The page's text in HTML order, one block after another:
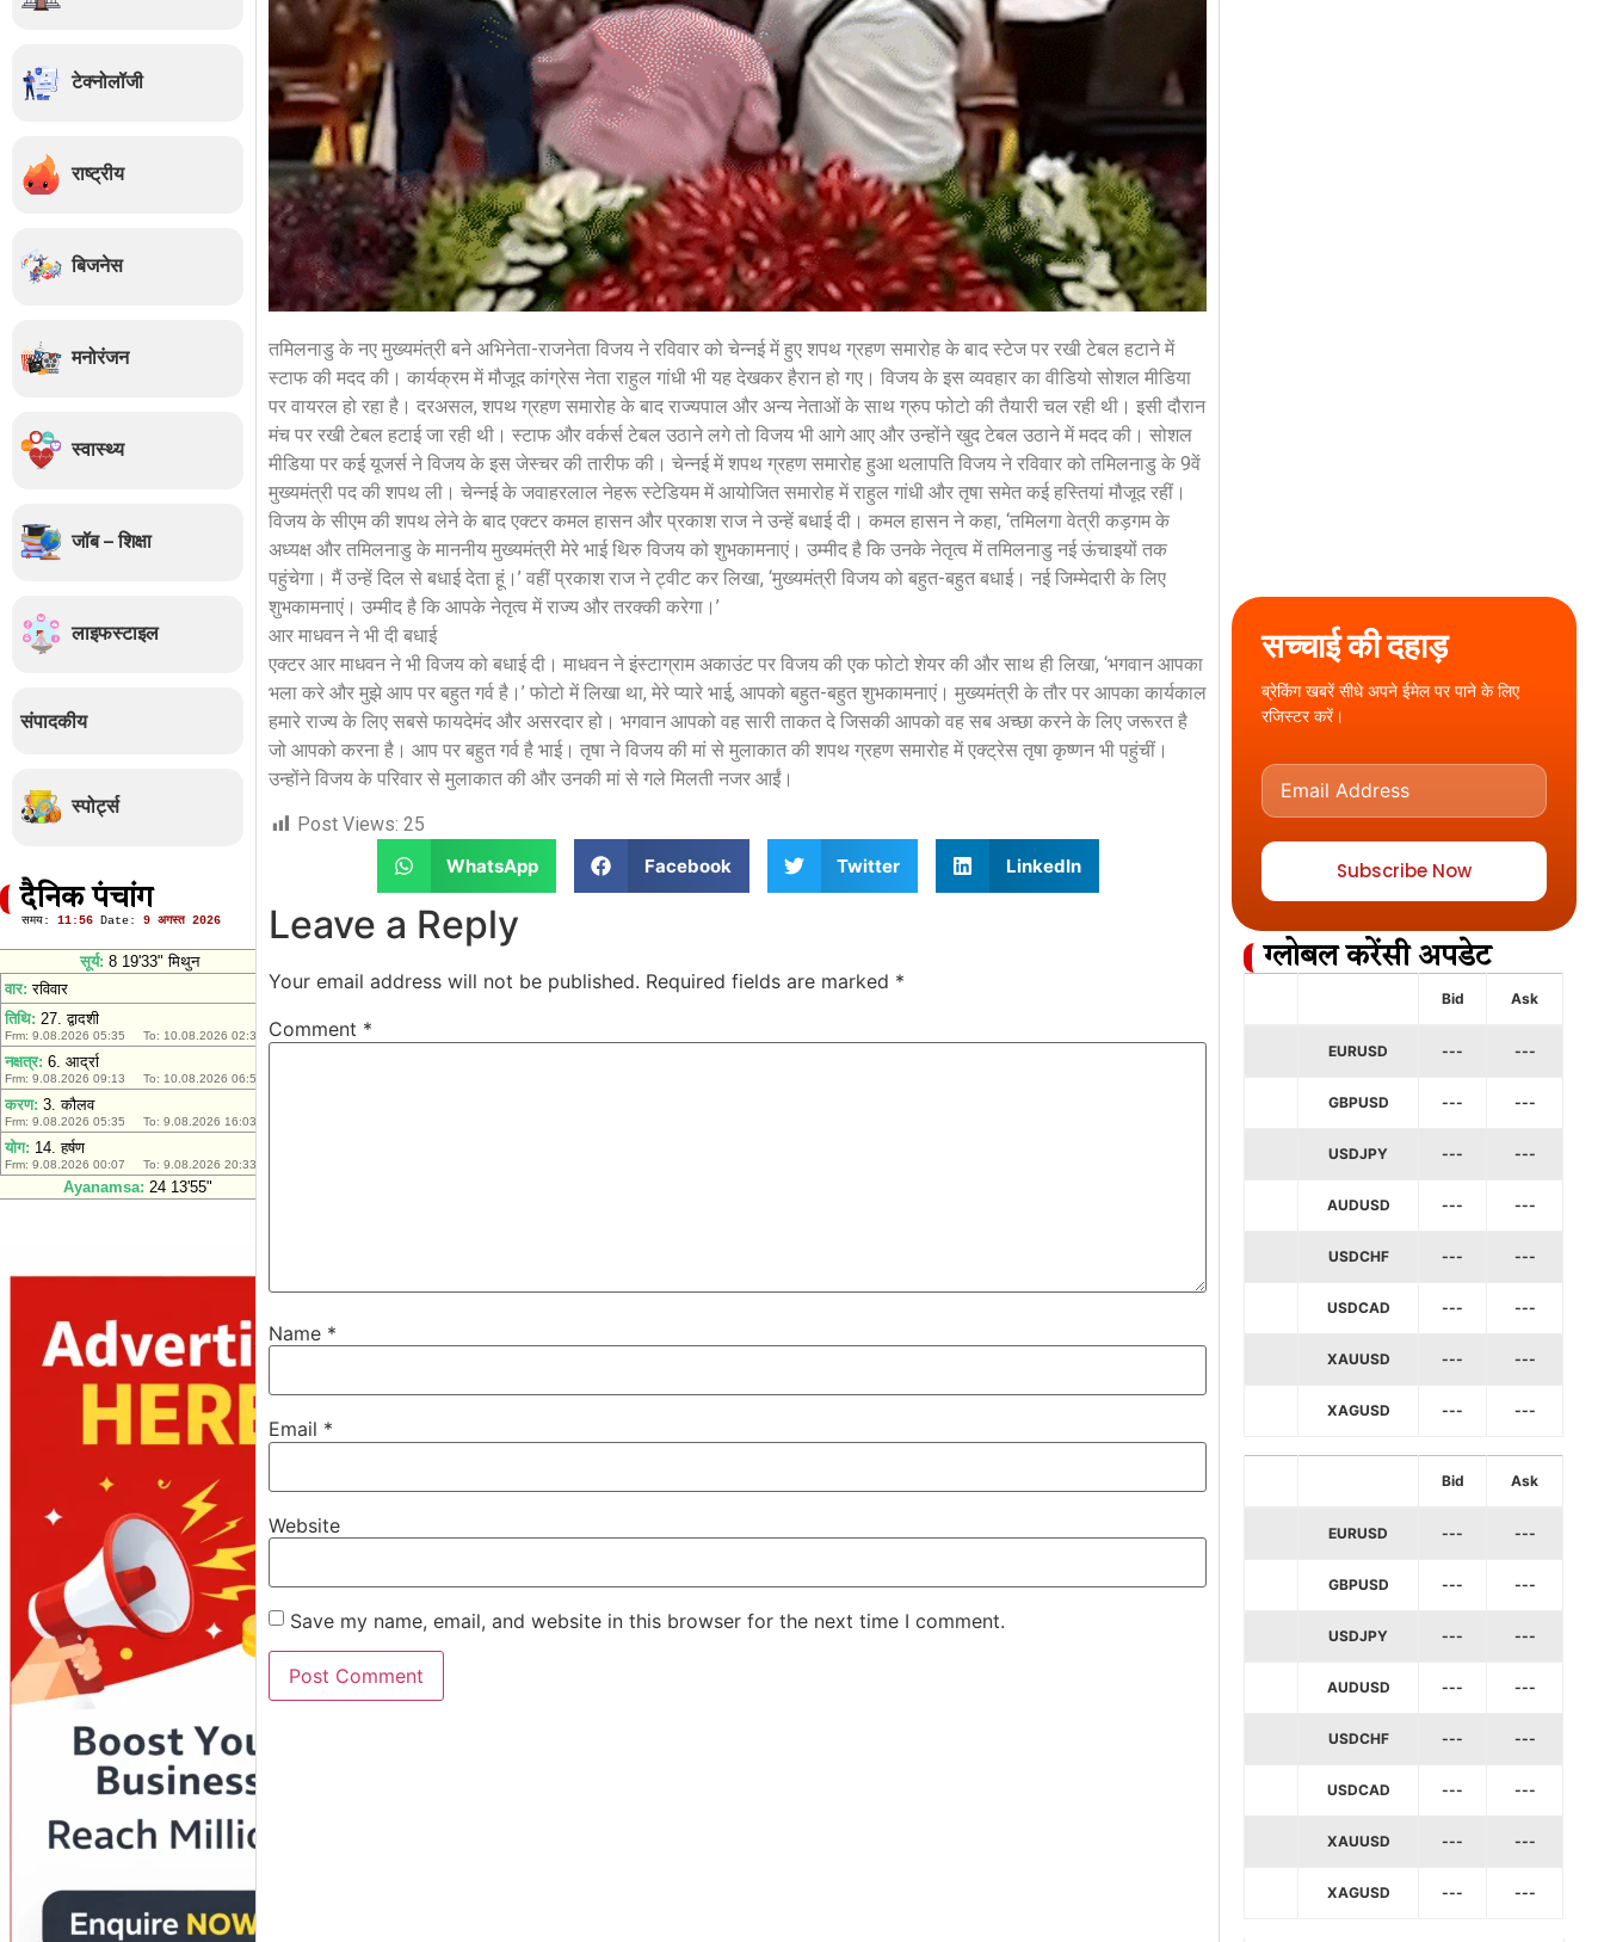
टेक्नोलॉजी
राष्ट्रीय
बिजनेस
मनोरंजन
स्वास्थ्य
जॉब – शिक्षा
लाइफस्टाइल
संपादकीय
स्पोर्ट्स
दैनिक पंचांग
तमिलनाडु के नए मुख्यमंत्री बने अभिनेता-राजनेता विजय ने रविवार को चेन्नई में हुए शपथ ग्रहण समारोह के बाद स्टेज पर रखी टेबल हटाने में
स्टाफ की मदद की। कार्यक्रम में मौजूद कांग्रेस नेता राहुल गांधी भी यह देखकर हैरान हो गए। विजय के इस व्यवहार का वीडियो सोशल मीडिया
पर वायरल हो रहा है। दरअसल, शपथ ग्रहण समारोह के बाद राज्यपाल और अन्य नेताओं के साथ ग्रुप फोटो की तैयारी चल रही थी। इसी दौरान
मंच पर रखी टेबल हटाई जा रही थी। स्टाफ और वर्कर्स टेबल उठाने लगे तो विजय भी आगे आए और उन्होंने खुद टेबल उठाने में मदद की। सोशल
मीडिया पर कई यूजर्स ने विजय के इस जेस्चर की तारीफ की। चेन्नई में शपथ ग्रहण समारोह हुआ थलापति विजय ने रविवार को तमिलनाडु के 9वें
मुख्यमंत्री पद की शपथ ली। चेन्नई के जवाहरलाल नेहरू स्टेडियम में आयोजित समारोह में राहुल गांधी और तृषा समेत कई हस्तियां मौजूद रहीं।
विजय के सीएम की शपथ लेने के बाद एक्टर कमल हासन और प्रकाश राज ने उन्हें बधाई दी। कमल हासन ने कहा, ‘तमिलगा वेत्री कड़गम के
अध्यक्ष और तमिलनाडु के माननीय मुख्यमंत्री मेरे भाई थिरु विजय को शुभकामनाएं। उम्मीद है कि उनके नेतृत्व में तमिलनाडु नई ऊंचाइयों तक
पहुंचेगा। मैं उन्हें दिल से बधाई देता हूं।’ वहीं प्रकाश राज ने ट्वीट कर लिखा, ‘मुख्यमंत्री विजय को बहुत-बहुत बधाई। नई जिम्मेदारी के लिए
शुभकामनाएं। उम्मीद है कि आपके नेतृत्व में राज्य और तरक्की करेगा।’
आर माधवन ने भी दी बधाई
एक्टर आर माधवन ने भी विजय को बधाई दी। माधवन ने इंस्टाग्राम अकाउंट पर विजय की एक फोटो शेयर की और साथ ही लिखा, ‘भगवान आपका
भला करे और मुझे आप पर बहुत गर्व है।’ फोटो में लिखा था, मेरे प्यारे भाई, आपको बहुत-बहुत शुभकामनाएं। मुख्यमंत्री के तौर पर आपका कार्यकाल
हमारे राज्य के लिए सबसे फायदेमंद और असरदार हो। भगवान आपको वह सारी ताकत दे जिसकी आपको वह सब अच्छा करने के लिए जरूरत है
जो आपको करना है। आप पर बहुत गर्व है भाई। तृषा ने विजय की मां से मुलाकात की शपथ ग्रहण समारोह में एक्ट्रेस तृषा कृष्णन भी पहुंचीं।
उन्होंने विजय के परिवार से मुलाकात की और उनकी मां से गले मिलती नजर आईं।
Post Views: 25
WhatsApp
Facebook Twitter LinkedIn
Leave a Reply
Your email address will not be published. Required fields are marked *
Comment *
Name *
Email *
Website
Save my name, email, and website in this browser for the next time I comment.
शेयर करें -
शेयर करें -
सच्चाई की दहाड़
ब्रेकिंग खबरें सीधे अपने ईमेल पर पाने के लिए
रजिस्टर करें।
Subscribe Now
ग्लोबल करेंसी अपडेट
Bid Ask
EURUSD --- ---
GBPUSD --- ---
USDJPY --- ---
AUDUSD --- ---
USDCHF --- ---
USDCAD --- ---
XAUUSD --- ---
XAGUSD --- ---
Bid Ask
EURUSD --- ---
GBPUSD --- ---
USDJPY --- ---
AUDUSD --- ---
USDCHF --- ---
USDCAD --- ---
XAUUSD --- ---
XAGUSD --- ---